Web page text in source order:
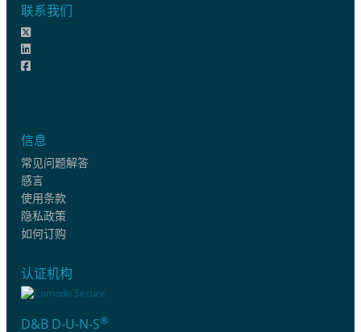
联系我们
信息
常见问题解答
感言
使用条款
隐私政策
如何订购
认证机构
D&B D-U-N-S®